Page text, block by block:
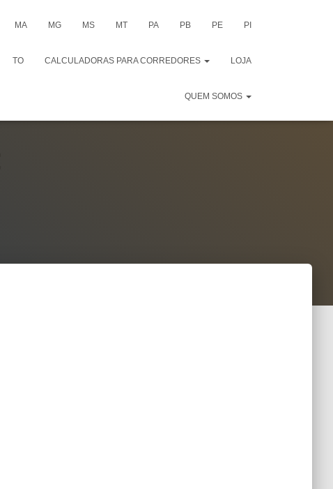
MA MG MS MT PA PB PE PI
TO CALCULADORAS PARA CORREDORES LOJA
QUEM SOMOS